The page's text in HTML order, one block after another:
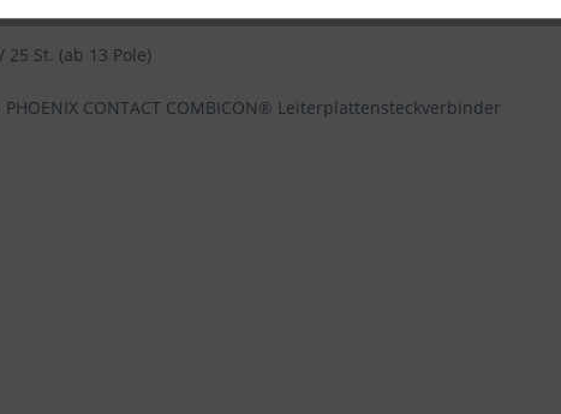
St. (ab 13 Pole)
CONTACT COMBICON® Leiterplattensteckverbinder